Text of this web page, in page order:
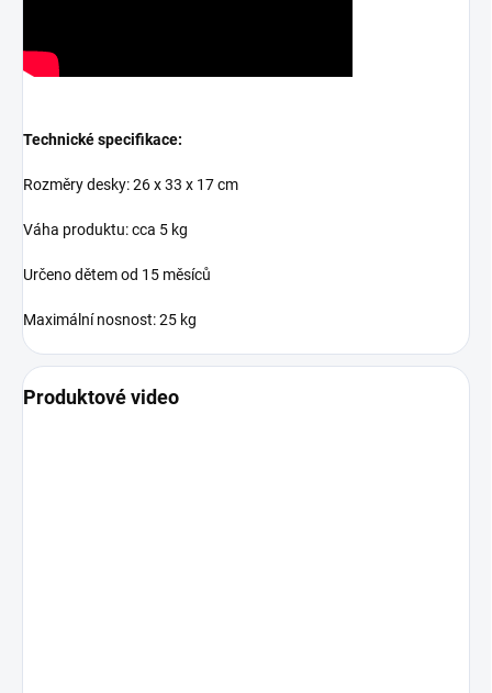
Technické specifikace:
Rozměry desky: 26 x 33 x 17 cm
Váha produktu: cca 5 kg
Určeno dětem od 15 měsíců
Maximální nosnost: 25 kg
Produktové video